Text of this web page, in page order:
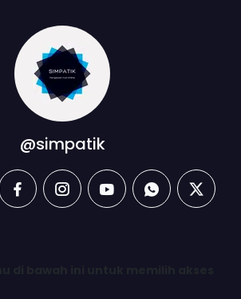
@simpatik
facebookinstagramyoutubewhatsapp
twitter